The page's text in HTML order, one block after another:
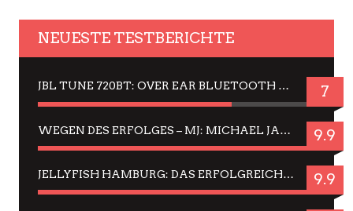
NEUESTE TESTBERICHTE
JBL TUNE 720BT: OVER EAR BLUETOOTH KOPFHÖRER UM DIE 50,-€ IM DAUER-TEST 7
WEGEN DES ERFOLGES – MJ: MICHAEL JACKSON MUSICAL IN EINER MATINEE SEHEN 9.9
JELLYFISH HAMBURG: DAS ERFOLGREICHE SOMMER-MENÜ 2025 IN GEFÜHLEN UND BILDERN 9.9